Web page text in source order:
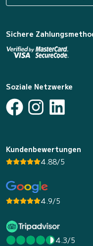
Sichere
Soziale Netzwerke
Kundenbewertungen
4.88/5
4.9/5
4.3/5